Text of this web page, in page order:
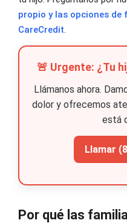
propio y las opciones de
CareCredit.
🚨 Urgente: ¿Tu
Llámanos ahora.
dolor y ofrecemos
está
Llamar
Por qué las